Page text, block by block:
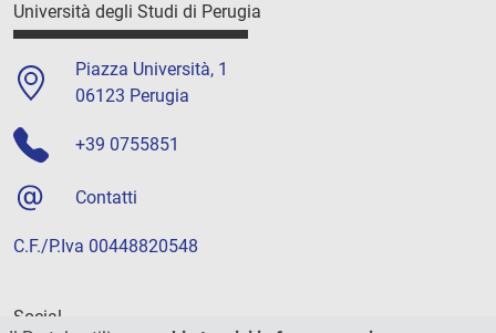
Università degli Studi di Perugia
Piazza Università, 1
06123 Perugia
+39 0755851
Contatti
C.F./P.Iva 00448820548
Social